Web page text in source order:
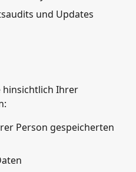
und Updates
hinsichtlich Ihrer
Person gespeicherten